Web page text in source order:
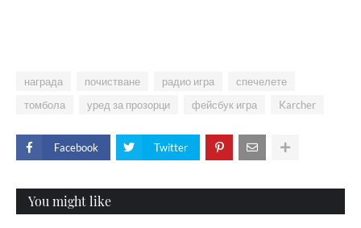
награда почистване радио игра
спечелете
томбола
уред за прозорци фейсбук игра Karcher
Facebook Twitter
You might like